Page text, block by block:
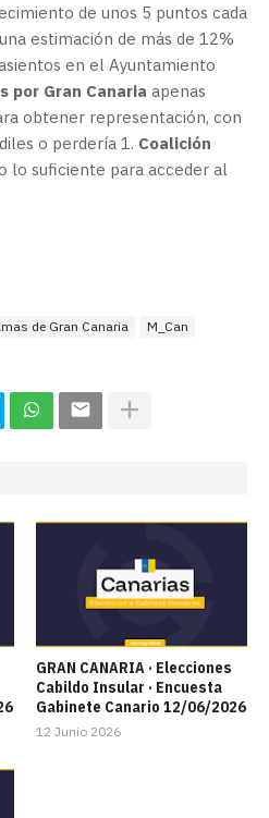
de unos 5 puntos cada
estimación de más de 12%
en el Ayuntamiento
por Gran Canaria apenas
obtener representación, con
o perdería 1. Coalición
lo suficiente para acceder al
de Gran Canaria
M_Can
GRAN CANARIA · Elecciones
Cabildo Insular · Encuesta
Gabinete Canario 12/06/2026
12 Junio 2026